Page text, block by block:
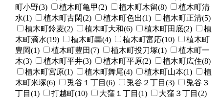
町小野(3)
植木町亀甲(2) 植木町木留(8)
植木町清
水(1)
植木町古閑(2) 植木町色出(1)
植木町正清(5)
植木町鈴麦(2)
植木町大和(6) 植木町田底(2)
植
木町滴水(19)
植木町轟(4) 植木町富応(10)
植木町
豊岡(1)
植木町豊田(7) 植木町投刀塚(1)
植木町一
木(3)
植木町平井(3) 植木町平原(2)
植木町広住(8)
植木町宮原(1)
植木町舞尾(4) 植木町山本(1)
植
木町米塚(6)
兎谷１丁目(6) 兎谷２丁目(3)
兎谷３
丁目(1)
打越町(10) 大窪１丁目(1)
大窪３丁目(2)